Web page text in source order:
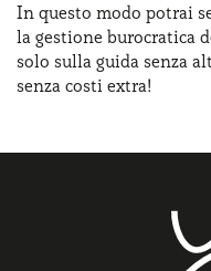
In questo modo potrai
la gestione burocratica
solo sulla guida senza
senza costi extra!